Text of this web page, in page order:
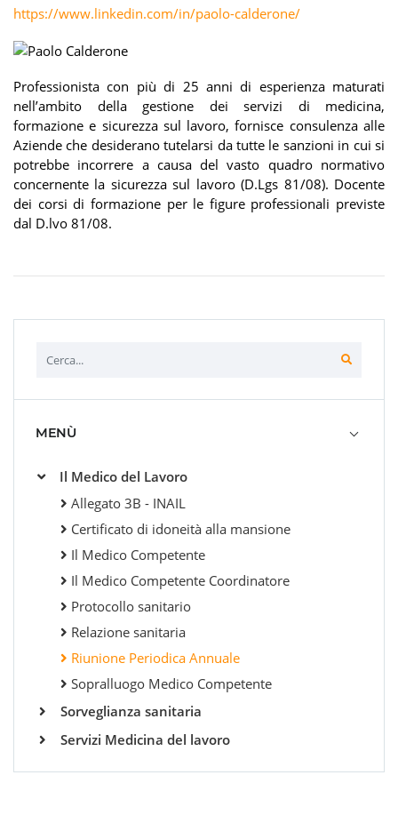
https://www.linkedin.com/in/paolo-calderone/
Professionista con più di 25 anni di esperienza maturati
nell’ambito della gestione dei servizi di medicina,
formazione e sicurezza sul lavoro, fornisce consulenza alle
Aziende che desiderano tutelarsi da tutte le sanzioni in cui si
potrebbe incorrere a causa del vasto quadro normativo
concernente la sicurezza sul lavoro (D.Lgs 81/08). Docente
dei corsi di formazione per le figure professionali previste
dal D.lvo 81/08.
MENÙ
Il Medico del Lavoro
Allegato 3B - INAIL
Certificato di idoneità alla mansione
Il Medico Competente
Il Medico Competente Coordinatore
Protocollo sanitario
Relazione sanitaria
Riunione Periodica Annuale
Sopralluogo Medico Competente
Sorveglianza sanitaria
Servizi Medicina del lavoro